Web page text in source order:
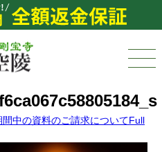
間中の資料のご請求についてFull